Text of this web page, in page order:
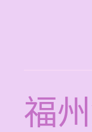
福